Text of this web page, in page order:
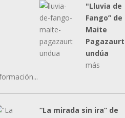
"Lluvia de
Fango” de
Maite
Pagazaurt
undúa
más
“La mirada sin ira” de